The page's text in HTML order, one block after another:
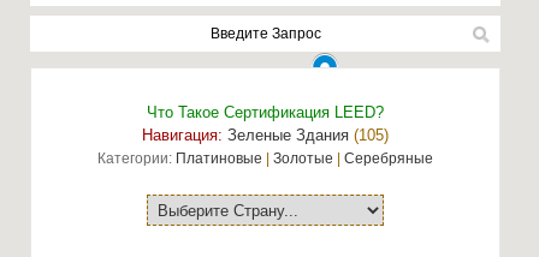
Что Такое Сертификация LEED?
Навигация: Зеленые Здания (105)
Категории: Платиновые |Золотые |Серебряные